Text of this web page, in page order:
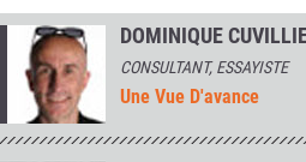
DOMINIQUE
CONSULTANT, ESSAYISTE
Une Vue D'avance